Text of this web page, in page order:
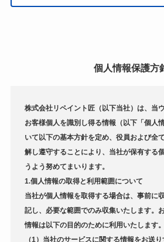
個人情報保護方
株式会社リペイント匠（以下当社）は、当
お客様個人を識別し得る情報（以下「個人
いて以下の基本方針を定め、役員および全
解し遵守することにより、当社が保有する
うよう努めてまいります。
1.個人情報の取得と利用範囲について
当社が個人情報を取得する場合は、事前に
記し、必要な範囲でのみ収集いたします。
情報は以下の目的のために利用いたします。
（1）当社のサービスに関する情報をお送